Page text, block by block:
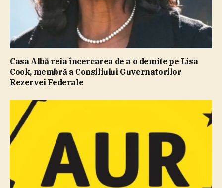
Casa Albă reia încercarea de a o demite pe Lisa
Cook, membră a Consiliului Guvernatorilor
Rezervei Federale